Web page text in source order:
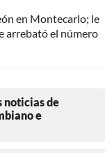
en Montecarlo; le
arrebató el número
noticias de
e